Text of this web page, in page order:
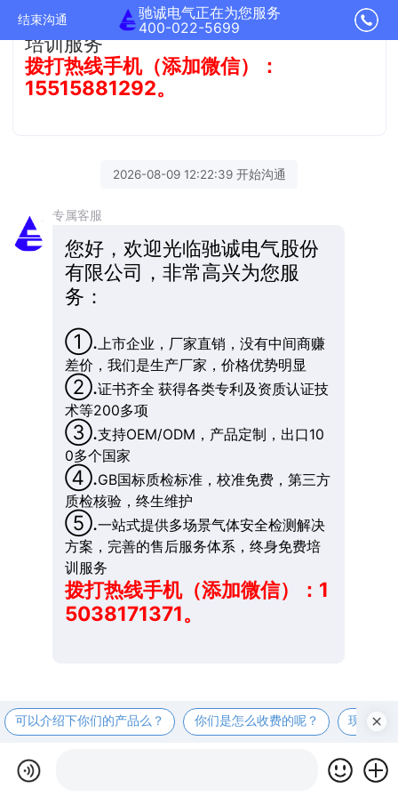
结束沟通
驰诚电气正在为您服务
400-022-5699
方案，完善的售后服务体系，终身免费
培训服务
拨打热线手机（添加微信）：
15515881292。
2026-08-09 12:22:39 开始沟通
专属客服
您好，欢迎光临驰诚电气股份
有限公司，非常高兴为您服
务：
①. 上市企业，厂家直销，没有中间商赚
差价，我们是生产厂家，价格优势明显
②.证书齐全 获得各类专利及资质认证技
术等200多项
③.支持OEM/ODM，产品定制，出口10
0多个国家
④.GB国标质检标准，校准免费，第三方
质检核验，终生维护
⑤.一站式提供多场景气体安全检测解决
方案，完善的售后服务体系，终身免费培
训服务
拨打热线手机（添加微信）：1
5038171371。
可以介绍下你们的产品么？ 你们是怎么收费的呢？ 现在有